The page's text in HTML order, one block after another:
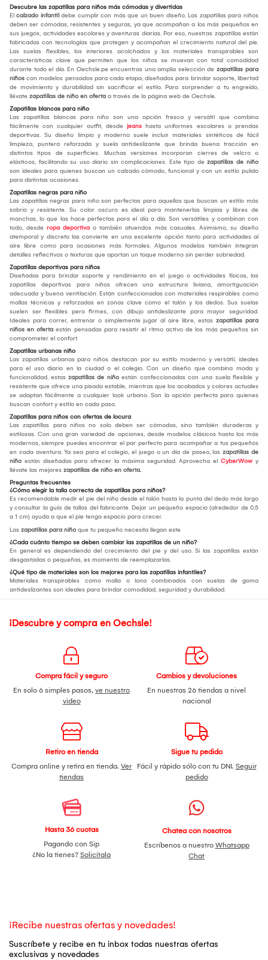
Descubre las zapatillas para niños más cómodas y divertidas
El calzado infantil debe cumplir con más que un buen diseño. Las zapatillas para niños
deben ser cómodas, resistentes y seguras, ya que acompañan a los más pequeños en
sus juegos, actividades escolares y aventuras diarias. Por eso, nuestras zapatillas están
fabricadas con tecnologías que protegen y acompañan el crecimiento natural del pie.
Las suelas flexibles, los interiores acolchados y los materiales transpirables son
características clave que permiten que los niños se muevan con total comodidad
durante todo el día. En Oechsle.pe encuentras una amplia selección de zapatillas para
niños con modelos pensados para cada etapa, diseñados para brindar soporte, libertad
de movimiento y durabilidad sin sacrificar el estilo. Para sorprender a tu engreído,
llévate zapatillas de niño en oferta a través de la página web de Oechsle.
Zapatillas blancas para niño
Las zapatillas blancas para niño son una opción fresca y versátil que combina
fácilmente con cualquier outfit, desde jeans hasta uniformes escolares o prendas
deportivas. Su diseño limpio y moderno suele incluir materiales sintéticos de fácil
limpieza, puntera reforzada y suela antideslizante que brinda buena tracción en
distintos tipos de superficies. Muchas versiones incorporan cierres de velcro o
elásticos, facilitando su uso diario sin complicaciones. Este tipo de zapatillas de niño
son ideales para quienes buscan un calzado cómodo, funcional y con un estilo pulido
para distintas ocasiones.
Zapatillas negras para niño
Las zapatillas negras para niño son perfectas para aquellos que buscan un estilo más
sobrio y resistente. Su color oscuro es ideal para mantenerlas limpias y libres de
manchas, lo que las hace perfectas para el día a día. Son versátiles y combinan con
todo, desde ropa deportiva o también atuendos más casuales. Asimismo, su diseño
atemporal y discreto las convierte en una excelente opción tanto para actividades al
aire libre como para ocasiones más formales. Algunos modelos también integran
detalles reflectivos o texturas que aportan un toque moderno sin perder sobriedad.
Zapatillas deportivas para niños
Diseñadas para brindar soporte y rendimiento en el juego o actividades físicas, las
zapatillas deportivas para niños ofrecen una estructura liviana, amortiguación
adecuada y buena ventilación. Están confeccionadas con materiales respirables como
mallas técnicas y reforzadas en zonas clave como el talón y los dedos. Sus suelas
suelen ser flexibles pero firmes, con dibujo antideslizante para mayor seguridad.
Ideales para correr, entrenar o simplemente jugar al aire libre, estas zapatillas para
niños en oferta están pensadas para resistir el ritmo activo de los más pequeños sin
comprometer el confort.
Zapatillas urbanas niño
Las zapatillas urbanas para niños destacan por su estilo moderno y versátil, ideales
para el uso diario en la ciudad o el colegio. Con un diseño que combina moda y
funcionalidad, estas zapatillas de niño están confeccionadas con una suela flexible y
resistente que ofrece una pisada estable, mientras que los acabados y colores actuales
se adaptan fácilmente a cualquier look urbano. Son la opción perfecta para quienes
buscan confort y estilo en cada paso.
Zapatillas para niños con ofertas de locura
Las zapatillas para niños no solo deben ser cómodas, sino también duraderas y
estilosas. Con una gran variedad de opciones, desde modelos clásicos hasta los más
modernos, siempre puedes encontrar el par perfecto para acompañar a tus pequeños
en cada aventura. Ya sea para el colegio, el juego o un día de paseo, las zapatillas de
niño están diseñadas para ofrecer la máxima seguridad. Aprovecha el CyberWow y
llévate las mejores zapatillas de niño en oferta.
Preguntas frecuentes
¿Cómo elegir la talla correcta de zapatillas para niños?
Es recomendable medir el pie del niño desde el talón hasta la punta del dedo más largo
y consultar la guía de tallas del fabricante. Dejar un pequeño espacio (alrededor de 0,5
a 1 cm) ayuda a que el pie tenga espacio para crecer.
Las zapatillas para niño que tu pequeño necesita llegan este
¿Cada cuánto tiempo se deben cambiar las zapatillas de un niño?
En general es dependiendo del crecimiento del pie y del uso. Si las zapatillas están
desgastadas o pequeñas, es momento de reemplazarlas.
¿Qué tipo de materiales son los mejores para las zapatillas infantiles?
Materiales transpirables como malla o lona combinados con suelas de goma
antideslizantes son ideales para brindar comodidad, seguridad y durabilidad.
¡Descubre y compra en Oechsle!
Compra fácil y seguro
En solo 6 simples pasos, ve nuestro
video
Cambios y devoluciones
En nuestras 26 tiendas a nivel
nacional
Retiro en tienda
Compra online y retira en tienda. Ver
tiendas
Sigue tu pedido
Fácil y rápido sólo con tu DNI. Seguir
pedido
Hasta 36 cuotas
Pagando con Sip
¿No la tienes? Solicítala
Chatea con nosotros
Escríbenos a nuestro Whatsapp
Chat
¡Recibe nuestras ofertas y novedades!
Suscríbete y recibe en tu inbox todas nuestras ofertas
exclusivas y novedades